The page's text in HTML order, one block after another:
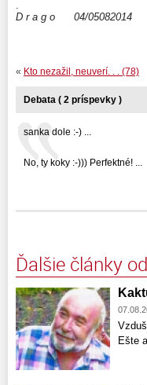
D r a g o 04/05082014
« Kto nezažil, neuverí. . . (78)
Debata ( 2 príspevky )
sanka dole :-) ...
No, ty koky :-))) Perfektné! ...
Ďalšie články
Ešte